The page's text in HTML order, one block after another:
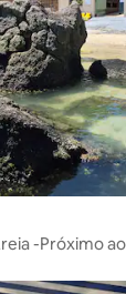
-Próximo